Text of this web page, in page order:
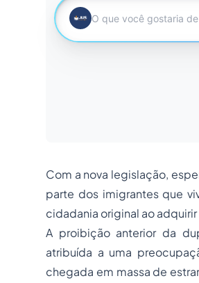
Com a nova legislação,
parte dos imigrantes que
cidadania original ao adquirir
A proibição anterior da
atribuída a uma
chegada em massa de